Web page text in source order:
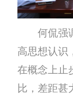
何侃强
高思想认识
在概念上止
比，差距甚